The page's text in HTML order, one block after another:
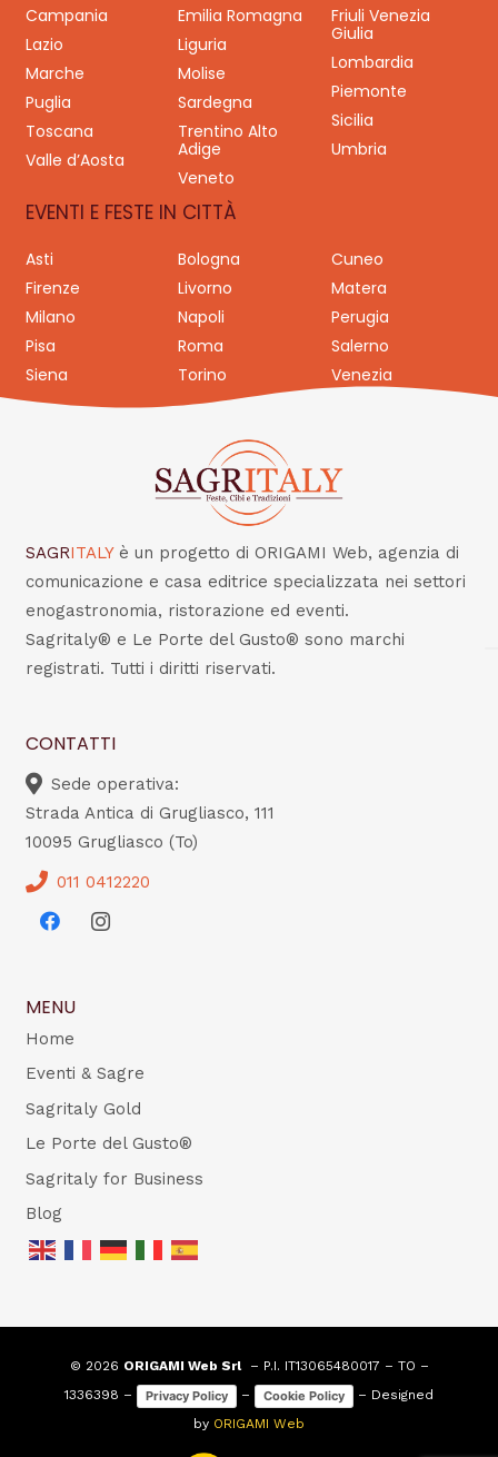
Campania
Emilia Romagna
Friuli Venezia
Giulia
Lazio
Liguria
Lombardia
Marche
Molise
Piemonte
Puglia
Sardegna
Sicilia
Toscana
Trentino Alto
Adige
Umbria
Valle d’Aosta
Veneto
EVENTI E FESTE IN CITTÀ
Asti Bologna
Cuneo
Firenze
Livorno
Matera
Milano
Napoli
Perugia
Pisa
Roma
Salerno
Siena
Torino Venezia
SAGRITALY è un progetto di ORIGAMI Web, agenzia di
comunicazione e casa editrice specializzata nei settori
enogastronomia, ristorazione ed eventi.
Sagritaly® e Le Porte del Gusto® sono marchi
registrati. Tutti i diritti riservati.
CONTATTI
Sede operativa:
Strada Antica di Grugliasco, 111
10095 Grugliasco (To)
011 0412220
MENU
Home
Eventi & Sagre
Sagritaly Gold
Le Porte del Gusto®
Sagritaly for Business
Blog
© 2026 ORIGAMI Web Srl– P.I. IT13065480017 – TO –
1336398 –
Privacy Policy – Cookie Policy
– Designed
by ORIGAMI Web